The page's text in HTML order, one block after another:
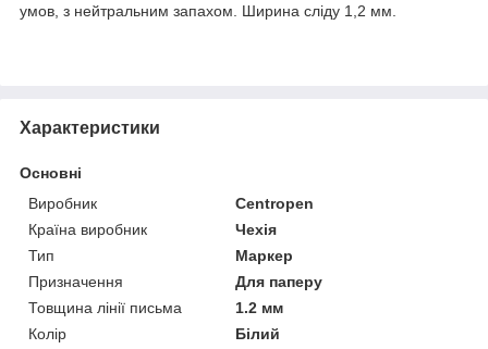
умов, з нейтральним запахом. Ширина сліду 1,2 мм.
Характеристики
Основні
Виробник
Centropen
Країна виробник
Чехія
Тип
Маркер
Призначення
Для паперу
Товщина лінії письма
1.2 мм
Колір
Білий